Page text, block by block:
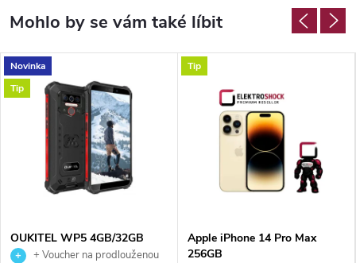
Novinka
Tip
OUKITEL WP5 4GB/32GB
+ Voucher na prodlouženou
Tip
Apple iPhone 14 Pro Max
256GB